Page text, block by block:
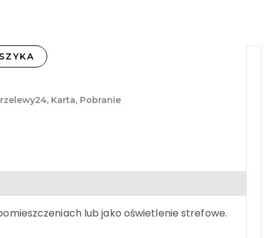
Karta, Pobranie
lub jako oświetlenie strefowe.